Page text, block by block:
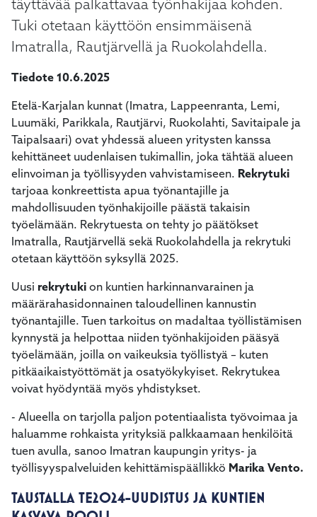
kosketus-
ja
pyyhkäisyliikkeitä.
täyttävää palkattavaa työnhakijaa kohden.
Tuki otetaan käyttöön ensimmäisenä
Imatralla, Rautjärvellä ja Ruokolahdella.
Tiedote 10.6.2025
Etelä-Karjalan kunnat (Imatra, Lappeenranta, Lemi,
Luumäki, Parikkala, Rautjärvi, Ruokolahti, Savitaipale ja
Taipalsaari) ovat yhdessä alueen yritysten kanssa
kehittäneet uudenlaisen tukimallin, joka tähtää alueen
elinvoiman ja työllisyyden vahvistamiseen. Rekrytuki
tarjoaa konkreettista apua työnantajille ja
mahdollisuuden työnhakijoille päästä takaisin
työelämään. Rekrytuesta on tehty jo päätökset
Imatralla, Rautjärvellä sekä Ruokolahdella ja rekrytuki
otetaan käyttöön syksyllä 2025.
Uusi rekrytuki on kuntien harkinnanvarainen ja
määrärahasidonnainen taloudellinen kannustin
työnantajille. Tuen tarkoitus on madaltaa työllistämisen
kynnystä ja helpottaa niiden työnhakijoiden pääsyä
työelämään, joilla on vaikeuksia työllistyä – kuten
pitkäaikaistyöttömät ja osatyökykyiset. Rekrytukea
voivat hyödyntää myös yhdistykset.
- Alueella on tarjolla paljon potentiaalista työvoimaa ja
haluamme rohkaista yrityksiä palkkaamaan henkilöitä
tuen avulla, sanoo Imatran kaupungin yritys- ja
työllisyyspalveluiden kehittämispäällikkö Marika Vento.
TAUSTALLA TE2024-UUDISTUS JA KUNTIEN